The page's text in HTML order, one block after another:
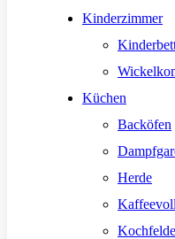
Kinderzimmer
Küchen
Backöfen
Herde